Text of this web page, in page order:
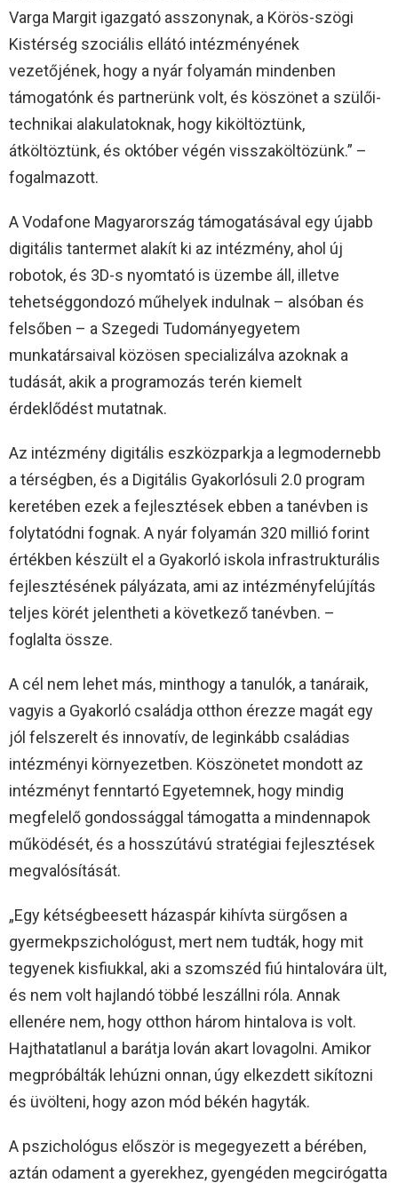
Varga Margit igazgató asszonynak, a Körös-szögi
Kistérség szociális ellátó intézményének
vezetőjének, hogy a nyár folyamán mindenben
támogatónk és partnerünk volt, és köszönet a szülői-
technikai alakulatoknak, hogy kiköltöztünk,
átköltöztünk, és október végén visszaköltözünk.” –
fogalmazott.
A Vodafone Magyarország támogatásával egy újabb
digitális tantermet alakít ki az intézmény, ahol új
robotok, és 3D-s nyomtató is üzembe áll, illetve
tehetséggondozó műhelyek indulnak – alsóban és
felsőben – a Szegedi Tudományegyetem
munkatársaival közösen specializálva azoknak a
tudását, akik a programozás terén kiemelt
érdeklődést mutatnak.
Az intézmény digitális eszközparkja a legmodernebb
a térségben, és a Digitális Gyakorlósuli 2.0 program
keretében ezek a fejlesztések ebben a tanévben is
folytatódni fognak. A nyár folyamán 320 millió forint
értékben készült el a Gyakorló iskola infrastrukturális
fejlesztésének pályázata, ami az intézményfelújítás
teljes körét jelentheti a következő tanévben. –
foglalta össze.
A cél nem lehet más, minthogy a tanulók, a tanáraik,
vagyis a Gyakorló családja otthon érezze magát egy
jól felszerelt és innovatív, de leginkább családias
intézményi környezetben. Köszönetet mondott az
intézményt fenntartó Egyetemnek, hogy mindig
megfelelő gondossággal támogatta a mindennapok
működését, és a hosszútávú stratégiai fejlesztések
megvalósítását.
„Egy kétségbeesett házaspár kihívta sürgősen a
gyermekpszichológust, mert nem tudták, hogy mit
tegyenek kisfiukkal, aki a szomszéd fiú hintalovára ült,
és nem volt hajlandó többé leszállni róla. Annak
ellenére nem, hogy otthon három hintalova is volt.
Hajthatatlanul a barátja lován akart lovagolni. Amikor
megpróbálták lehúzni onnan, úgy elkezdett sikítozni
és üvölteni, hogy azon mód békén hagyták.
A pszichológus először is megegyezett a bérében,
aztán odament a gyerekhez, gyengéden megcirógatta